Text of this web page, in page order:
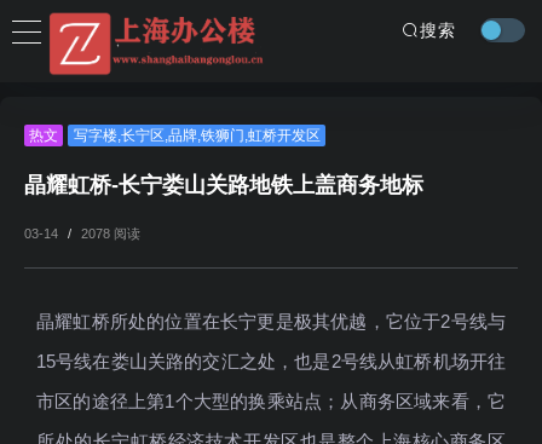
搜索
热文 写字楼,长宁区,品牌,铁狮门,虹桥开发区
晶耀虹桥-长宁娄山关路地铁上盖商务地标
03-14 / 2078 阅读
晶耀虹桥所处的位置在长宁更是极其优越，它位于2号线与
15号线在娄山关路的交汇之处，也是2号线从虹桥机场开往
市区的途径上第1个大型的换乘站点；从商务区域来看，它